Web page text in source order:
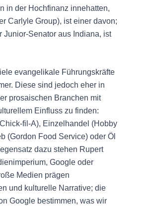
in der Hochfinanz innehatten,
Carlyle Group), ist einer davon;
Junior-Senator aus Indiana, ist
evangelikale Führungskräfte
Diese sind jedoch eher in
prosaischen Branchen mit
Einfluss zu finden:
fil-A), Einzelhandel (Hobby
(Gordon Food Service) oder Öl
dazu stehen Rupert
Google oder
Medien prägen
und kulturelle Narrative; die
Google bestimmen, was wir